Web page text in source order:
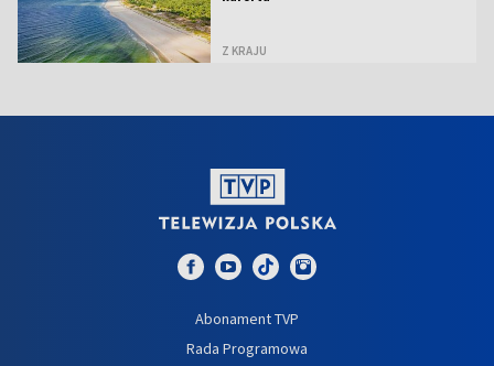
Z KRAJU
Abonament TVP
Rada Programowa